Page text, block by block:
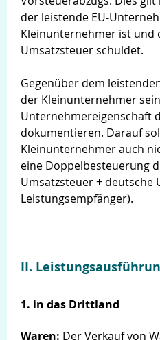
der leistende EU-
Kleinunternehmer ist und
Umsatzsteuer schuldet.
Gegenüber dem
der Kleinunternehmer
Unternehmereigenschaft
dokumentieren. Darauf
Kleinunternehmer auch
eine Doppelbesteuerung
Umsatzsteuer + deutsche
Leistungsempfänger).
II.
1. in das Drittland
Waren: Der Verkauf von